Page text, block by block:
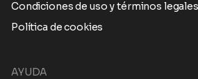
Condiciones de uso y términos legales
Política de cookies
AYUDA